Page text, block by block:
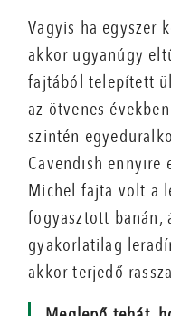
Vagyis ha egyszer
akkor ugyanúgy
fajtából telepített
az ötvenes
szintén
Cavendish ennyire
Michel fajta volt a
fogyasztott banán,
gyakorlatilag
akkor terjedő